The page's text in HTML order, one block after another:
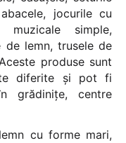
jocurile cu
simple,
de lemn, trusele de
produse sunt
diferite și pot fi
grădinițe, centre
cu forme mari,